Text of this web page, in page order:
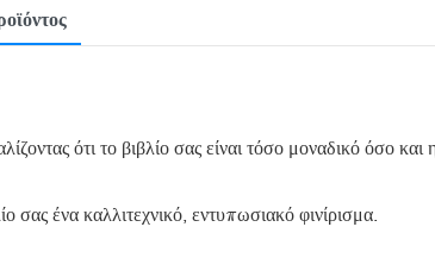
ότι το βιβλίο σας είναι τόσο μοναδικό όσο και η
ένα καλλιτεχνικό, εντυπωσιακό φινίρισμα.